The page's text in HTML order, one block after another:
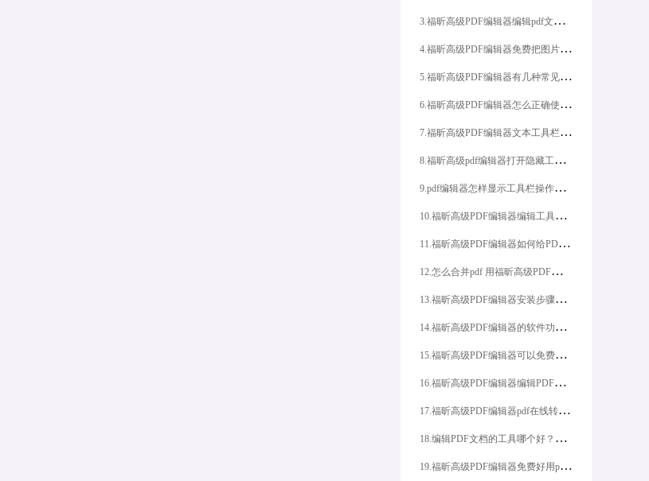
3
.福昕高级PDF编辑器编辑pdf文档怎么样？
4
.福昕高级PDF编辑器免费把图片合并成pdf怎么办?
5
.福昕高级PDF编辑器有几种常见的办法呢？
6
.福昕高级PDF编辑器怎么正确使用？
7
.福昕高级PDF编辑器文本工具栏不显示怎么办
8
.福昕高级pdf编辑器打开隐藏工具方法是什么
9
.pdf编辑器怎样显示工具栏操作起来更方便
1
0.福昕高级PDF编辑器编辑工具栏操作起来更方便
1
1.福昕高级PDF编辑器如何给PDF添加水印?
1
2.怎么合并pdf 用福昕高级PDF编辑器轻松解决
1
3.福昕高级PDF编辑器安装步骤方法来啦
1
4.福昕高级PDF编辑器的软件功能方法有什么？
1
5.福昕高级PDF编辑器可以免费生成pdf吗？
1
6.福昕高级PDF编辑器编辑PDF中的文字?
1
7.福昕高级PDF编辑器pdf在线转word免费怎么做？
1
8.编辑PDF文档的工具哪个好？如何直接编辑PDF文档？
1
9.福昕高级PDF编辑器免费好用pdf编辑工具如何进行pdf分割？